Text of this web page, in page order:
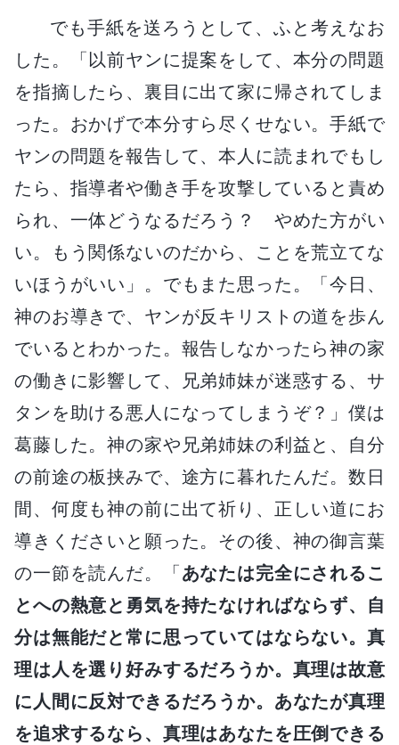
でも手紙を送ろうとして、ふと考えなお
した。「以前ヤンに提案をして、本分の問題
を指摘したら、裏目に出て家に帰されてしま
った。おかげで本分すら尽くせない。手紙で
ヤンの問題を報告して、本人に読まれでもし
たら、指導者や働き手を攻撃していると責め
られ、一体どうなるだろう？ やめた方がい
い。もう関係ないのだから、ことを荒立てな
いほうがいい」。でもまた思った。「今日、
神のお導きで、ヤンが反キリストの道を歩ん
でいるとわかった。報告しなかったら神の家
の働きに影響して、兄弟姉妹が迷惑する、サ
タンを助ける悪人になってしまうぞ？」僕は
葛藤した。神の家や兄弟姉妹の利益と、自分
の前途の板挟みで、途方に暮れたんだ。数日
間、何度も神の前に出て祈り、正しい道にお
導きくださいと願った。その後、神の御言葉
の一節を読んだ。「あなたは完全にされるこ
とへの熱意と勇気を持たなければならず、自
分は無能だと常に思っていてはならない。真
理は人を選り好みするだろうか。真理は故意
に人間に反対できるだろうか。あなたが真理
を追求するなら、真理はあなたを圧倒できる